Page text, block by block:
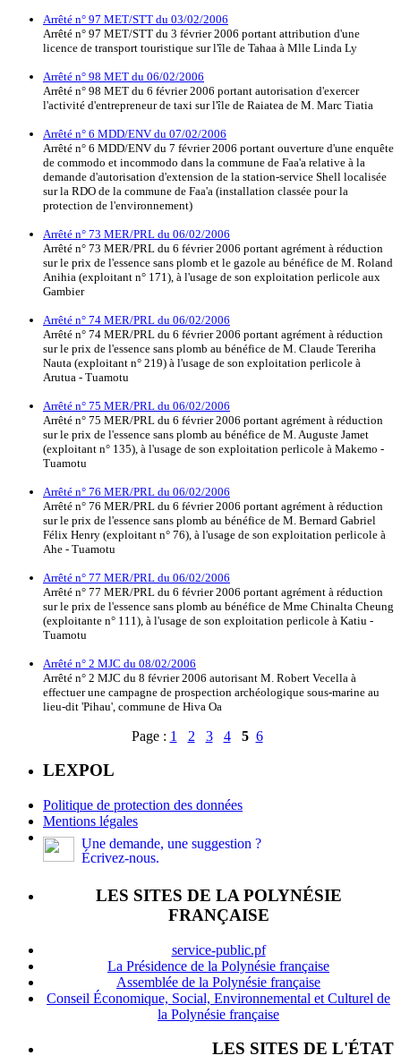
Arrêté n° 97 MET/STT du 03/02/2006
Arrêté n° 97 MET/STT du 3 février 2006 portant attribution d'une
licence de transport touristique sur l'île de Tahaa à Mlle Linda Ly
Arrêté n° 98 MET du 06/02/2006
Arrêté n° 98 MET du 6 février 2006 portant autorisation d'exercer
l'activité d'entrepreneur de taxi sur l'île de Raiatea de M. Marc Tiatia
Arrêté n° 6 MDD/ENV du 07/02/2006
Arrêté n° 6 MDD/ENV du 7 février 2006 portant ouverture d'une enquête
de commodo et incommodo dans la commune de Faa'a relative à la
demande d'autorisation d'extension de la station-service Shell localisée
sur la RDO de la commune de Faa'a (installation classée pour la
protection de l'environnement)
Arrêté n° 73 MER/PRL du 06/02/2006
Arrêté n° 73 MER/PRL du 6 février 2006 portant agrément à réduction
sur le prix de l'essence sans plomb et le gazole au bénéfice de M. Roland
Anihia (exploitant n° 171), à l'usage de son exploitation perlicole aux
Gambier
Arrêté n° 74 MER/PRL du 06/02/2006
Arrêté n° 74 MER/PRL du 6 février 2006 portant agrément à réduction
sur le prix de l'essence sans plomb au bénéfice de M. Claude Tereriha
Nauta (exploitant n° 219) à l'usage de son exploitation perlicole à
Arutua - Tuamotu
Arrêté n° 75 MER/PRL du 06/02/2006
Arrêté n° 75 MER/PRL du 6 février 2006 portant agrément à réduction
sur le prix de l'essence sans plomb au bénéfice de M. Auguste Jamet
(exploitant n° 135), à l'usage de son exploitation perlicole à Makemo -
Tuamotu
Arrêté n° 76 MER/PRL du 06/02/2006
Arrêté n° 76 MER/PRL du 6 février 2006 portant agrément à réduction
sur le prix de l'essence sans plomb au bénéfice de M. Bernard Gabriel
Félix Henry (exploitant n° 76), à l'usage de son exploitation perlicole à
Ahe - Tuamotu
Arrêté n° 77 MER/PRL du 06/02/2006
Arrêté n° 77 MER/PRL du 6 février 2006 portant agrément à réduction
sur le prix de l'essence sans plomb au bénéfice de Mme Chinalta Cheung
(exploitante n° 111), à l'usage de son exploitation perlicole à Katiu -
Tuamotu
Arrêté n° 2 MJC du 08/02/2006
Arrêté n° 2 MJC du 8 février 2006 autorisant M. Robert Vecella à
effectuer une campagne de prospection archéologique sous-marine au
lieu-dit 'Pihau', commune de Hiva Oa
Page : 1 2 3 4 5 6
LEXPOL
Politique de protection des données
Mentions légales
Une demande, une suggestion ?
Écrivez-nous.
LES SITES DE LA POLYNÉSIE
FRANÇAISE
service-public.pf
La Présidence de la Polynésie française
Assemblée de la Polynésie française
Conseil Économique, Social, Environnemental et Culturel de
la Polynésie française
LES SITES DE L'ÉTAT